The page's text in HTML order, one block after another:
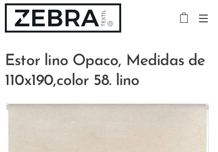
Estor lino Opaco, Medidas de
110x190,color 58. lino